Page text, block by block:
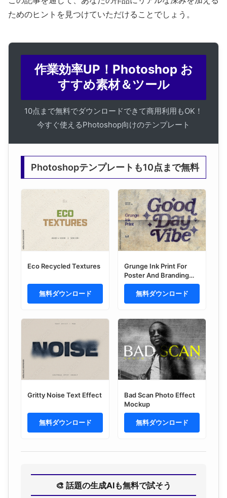
ためのヒントを見つけていただけることでしょう。
作業効率UP！Photoshop お
すすめ素材＆ツール
10点まで無料でダウンロードできて商用利用もOK！
今すぐ使えるPhotoshop向けのテンプレート
Photoshopテンプレートも10点まで無料
Eco Recycled Textures
無料ダウンロード
Grunge Ink Print For
Poster And Branding
Design
無料ダウンロード
Gritty Noise Text Effect
無料ダウンロード
Bad Scan Photo Effect
Mockup
無料ダウンロード
🎨 話題の生成AIも無料で試そう